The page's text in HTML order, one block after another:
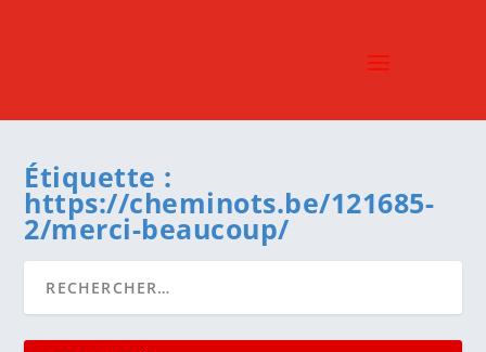
Étiquette :
https://cheminots.be/121685-
2/merci-beaucoup/